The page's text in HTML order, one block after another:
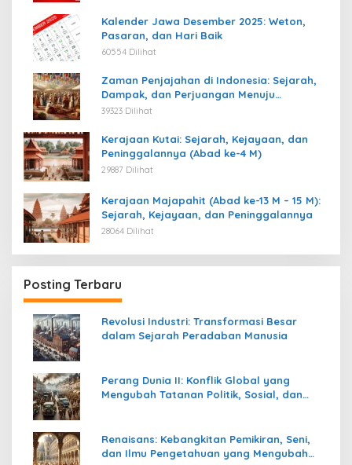
Kalender Jawa Desember 2025: Weton,
Pasaran, dan Hari Baik
60554 Dilihat
Zaman Penjajahan di Indonesia: Sejarah,
Dampak, dan Perjuangan Menuju
Kemerdekaan
39323 Dilihat
Kerajaan Kutai: Sejarah, Kejayaan, dan
Peninggalannya (Abad ke-4 M)
29887 Dilihat
Kerajaan Majapahit (Abad ke-13 M – 15 M):
Sejarah, Kejayaan, dan Peninggalannya
28064 Dilihat
Posting Terbaru
Revolusi Industri: Transformasi Besar
dalam Sejarah Peradaban Manusia
Perang Dunia II: Konflik Global yang
Mengubah Tatanan Politik, Sosial, dan
Renaisans: Kebangkitan Pemikiran, Seni,
dan Ilmu Pengetahuan yang Mengubah